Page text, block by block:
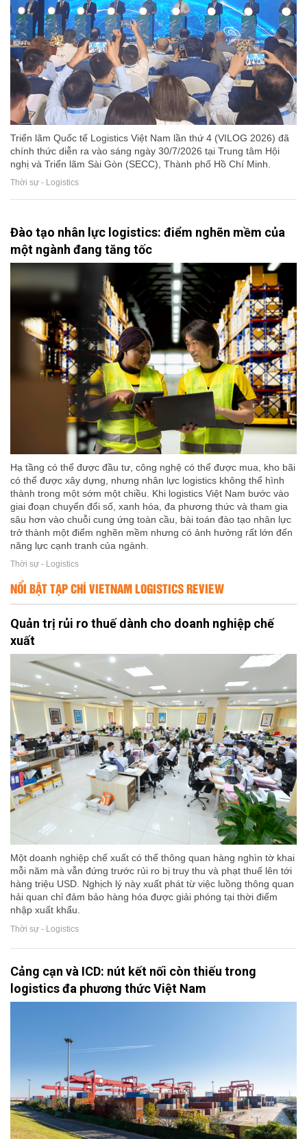
Triển lãm Quốc tế Logistics Việt Nam lần thứ 4 (VILOG 2026) đã
chính thức diễn ra vào sáng ngày 30/7/2026 tại Trung tâm Hội
nghị và Triển lãm Sài Gòn (SECC), Thành phố Hồ Chí Minh.
Thời sự - Logistics
Đào tạo nhân lực logistics: điểm nghẽn mềm của
một ngành đang tăng tốc
Hạ tầng có thể được đầu tư, công nghệ có thể được mua, kho bãi
có thể được xây dựng, nhưng nhân lực logistics không thể hình
thành trong một sớm một chiều. Khi logistics Việt Nam bước vào
giai đoạn chuyển đổi số, xanh hóa, đa phương thức và tham gia
sâu hơn vào chuỗi cung ứng toàn cầu, bài toán đào tạo nhân lực
trở thành một điểm nghẽn mềm nhưng có ảnh hưởng rất lớn đến
năng lực cạnh tranh của ngành.
Thời sự - Logistics
NỔI BẬT TẠP CHÍ VIETNAM LOGISTICS REVIEW
Quản trị rủi ro thuế dành cho doanh nghiệp chế
xuất
Một doanh nghiệp chế xuất có thể thông quan hàng nghìn tờ khai
mỗi năm mà vẫn đứng trước rủi ro bị truy thu và phạt thuế lên tới
hàng triệu USD. Nghịch lý này xuất phát từ việc luồng thông quan
hải quan chỉ đảm bảo hàng hóa được giải phóng tại thời điểm
nhập xuất khẩu.
Thời sự - Logistics
Cảng cạn và ICD: nút kết nối còn thiếu trong
logistics đa phương thức Việt Nam